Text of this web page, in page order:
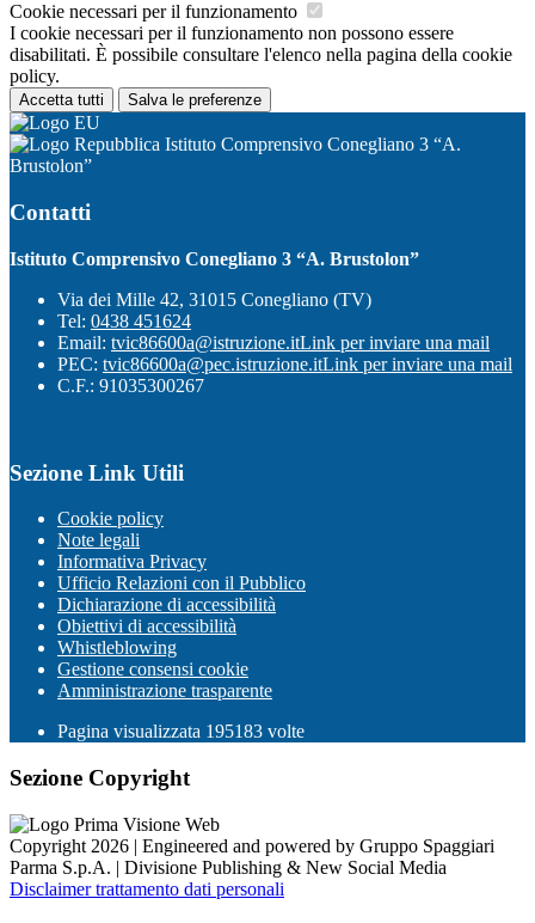
Cookie necessari per il funzionamento
I cookie necessari per il funzionamento non possono essere
disabilitati. È possibile consultare l'elenco nella pagina della cookie
policy.
Accetta tutti Salva le preferenze
Istituto Comprensivo Conegliano 3 “A.
Brustolon”
Contatti
Istituto Comprensivo Conegliano 3 “A. Brustolon”
Via dei Mille 42, 31015 Conegliano (TV)
Tel: 0438 451624
Email: tvic86600a@istruzione.itLink per inviare una mail
PEC: tvic86600a@pec.istruzione.itLink per inviare una mail
C.F.: 91035300267
Sezione Link Utili
Cookie policy
Note legali
Informativa Privacy
Ufficio Relazioni con il Pubblico
Dichiarazione di accessibilità
Obiettivi di accessibilità
Whistleblowing
Gestione consensi cookie
Amministrazione trasparente
Pagina visualizzata 195183 volte
Sezione Copyright
Copyright 2026 | Engineered and powered by Gruppo Spaggiari
Parma S.p.A. | Divisione Publishing & New Social Media
Disclaimer trattamento dati personali